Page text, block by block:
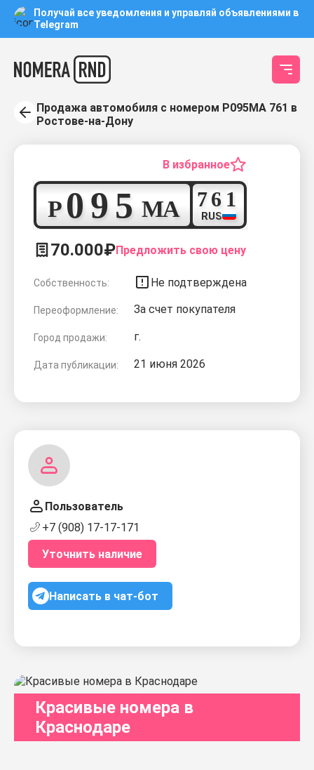
Получай все уведомления и управляй объявлениями в
Telegram
Продажа автомобиля с номером Р095МА 761 в
Ростове-на-Дону
В избранное
Р0
9
5
МА7
61
RUS
70.000₽Предложить свою цену
Собственность: Не подтверждена
Переоформление: За счет покупателя
Город продажи: г.
Дата публикации: 21 июня 2026
Пользователь
+7 (908) 17-17-171
Уточнить наличие
Написать в чат-бот
Красивые номера в
Краснодаре